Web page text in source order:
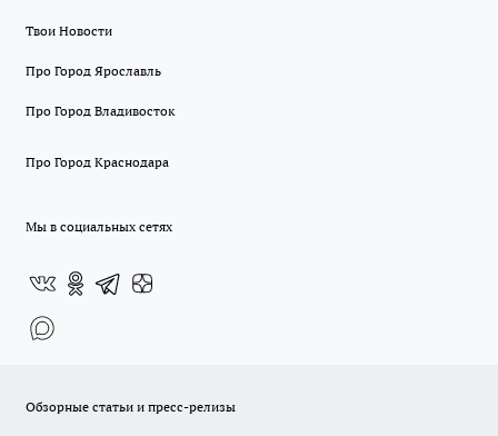
Твои Новости
Про Город Ярославль
Про Город Владивосток
Про Город Краснодара
Мы в социальных сетях
Обзорные статьи и пресс-релизы